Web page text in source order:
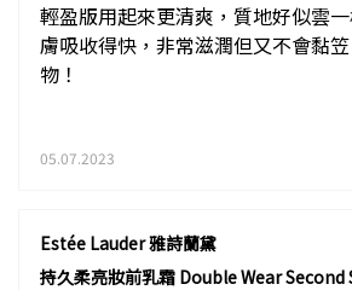
輕盈版用起來更清爽，質地好似雲
膚吸收得快，非常滋潤但又不會黏
物！
05.07.2023
Estée Lauder 雅詩蘭黛
持久柔亮妝前乳霜 Double Wear